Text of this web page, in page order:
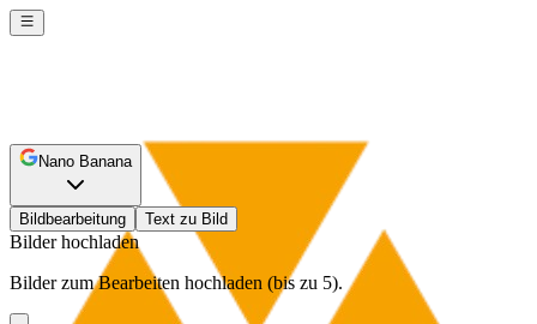
Nano Banana
Bildbearbeitung Text zu Bild
Bilder hochladen
Bilder zum Bearbeiten hochladen (bis zu 5).